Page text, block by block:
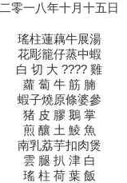
二零一八年十月十五日
瑤柱蓮藕牛展湯
花彫籠仔蒸中蝦
白 切 大 ???? 雞
蘿 蔔 牛 筋 腩
蝦子燒原條婆參
猪 皮 膠 鵝 掌
煎 釀 土 鯪 魚
南乳荔芋扣肉煲
雲 腿 扒 津 白
瑤 柱 荷 葉 飯